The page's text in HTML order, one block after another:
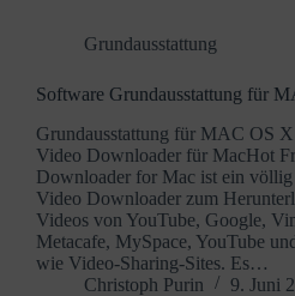
Grundausstattung
Software Grundausstattung für
Grundausstattung für MAC OS
Video Downloader für MacHot
Downloader for Mac ist ein völlig
Video Downloader zum
Videos von YouTube, Google,
Metacafe, MySpace, YouTube
wie Video-Sharing-Sites. Es…
Christoph Purin
9. Juni